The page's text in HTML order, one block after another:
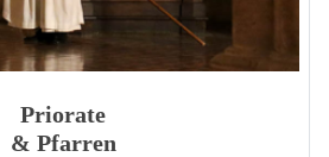
Priorate
& Pfarren